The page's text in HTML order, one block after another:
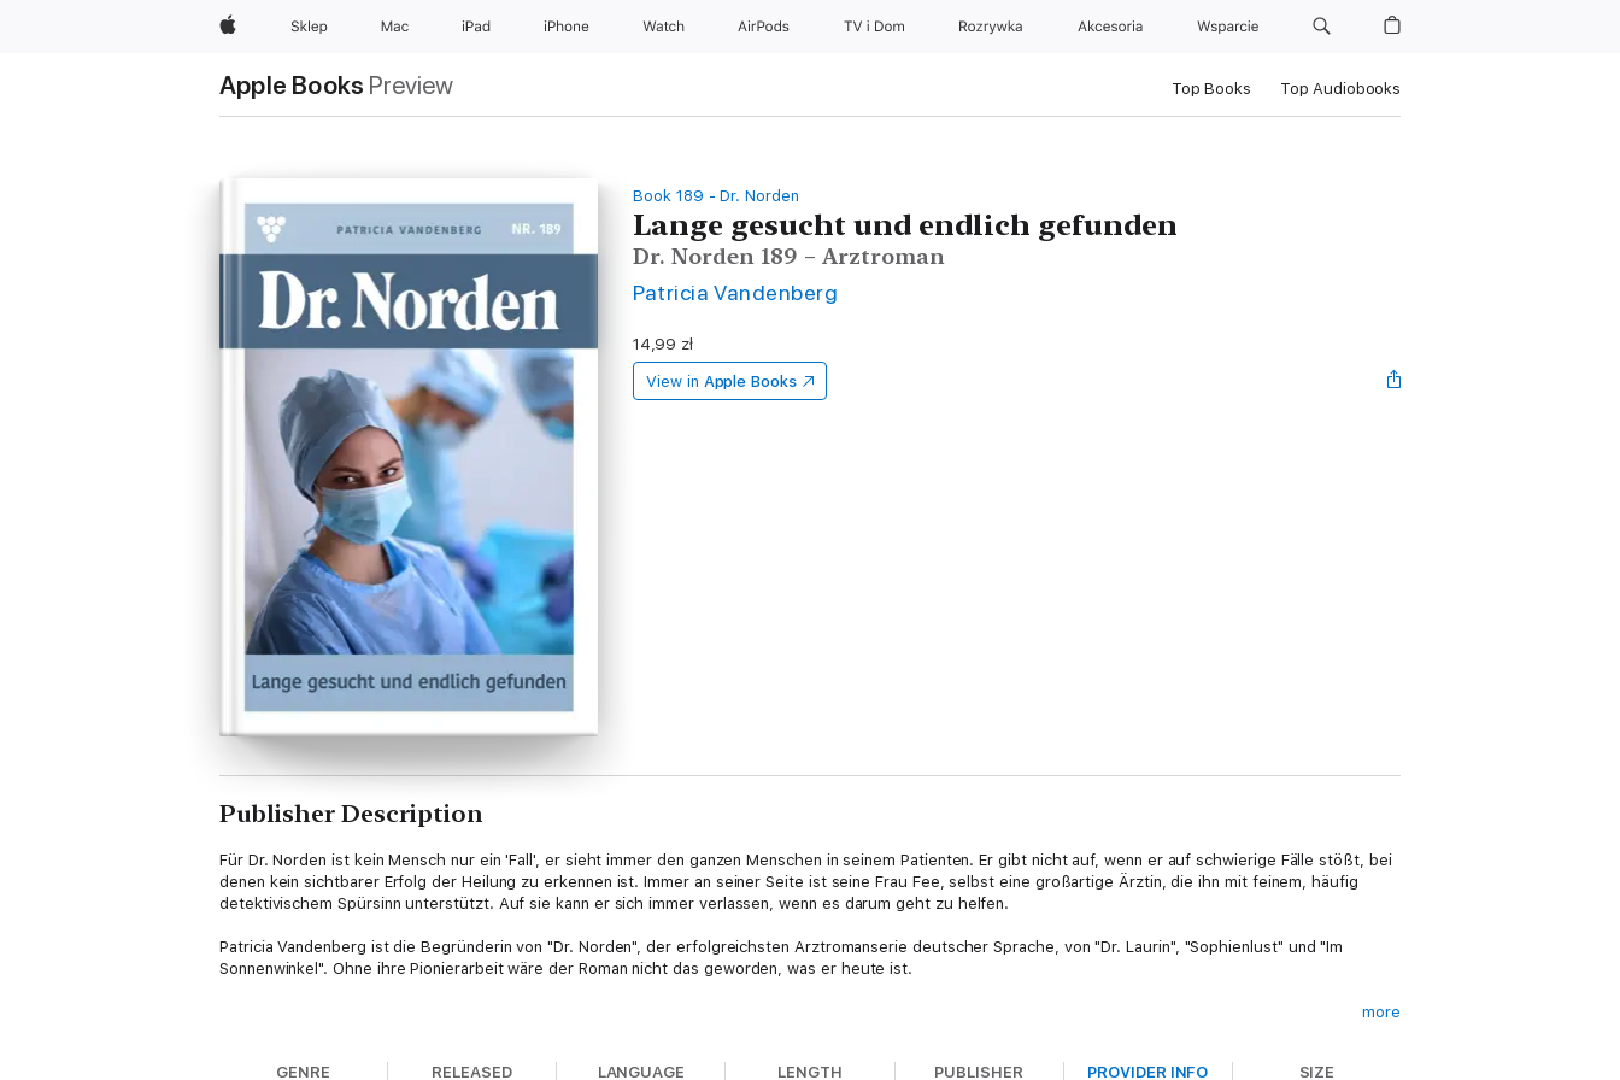
Apple Sklep Mac iPad iPhone Watch AirPods TV i Dom Rozrywka Akcesoria Wsparcie
Apple Books Preview Top Books Top Audiobooks
Book 189 - Dr. Norden
Lange gesucht und endlich gefunden
Dr. Norden 189 – Arztroman
Patricia Vandenberg
14,99 zł
View in Apple Books
Publisher Description
Für Dr. Norden ist kein Mensch nur ein 'Fall', er sieht immer den ganzen Menschen in seinem Patienten. Er gibt nicht auf, wenn er auf schwierige Fälle stößt, bei
denen kein sichtbarer Erfolg der Heilung zu erkennen ist. Immer an seiner Seite ist seine Frau Fee, selbst eine großartige Ärztin, die ihn mit feinem, häufig
detektivischem Spürsinn unterstützt. Auf sie kann er sich immer verlassen, wenn es darum geht zu helfen.
Patricia Vandenberg ist die Begründerin von "Dr. Norden", der erfolgreichsten Arztromanserie deutscher Sprache, von "Dr. Laurin", "Sophienlust" und "Im
Sonnenwinkel". Ohne ihre Pionierarbeit wäre der Roman nicht das geworden, was er heute ist.
more
GENRE RELEASED LANGUAGE LENGTH PUBLISHER PROVIDER INFO SIZE